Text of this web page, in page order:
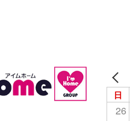
日
26